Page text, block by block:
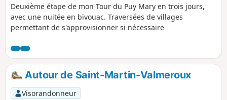
Deuxième étape de mon Tour du Puy Mary en trois jours,
avec une nuitée en bivouac. Traversées de villages
permettant de s'approvisionner si nécessaire
Autour de Saint-Martin-Valmeroux
Visorandonneur